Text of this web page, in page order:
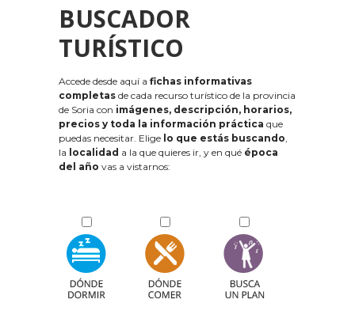
BUSCADOR
TURÍSTICO
Accede desde aquí a fichas informativas
completas de cada recurso turístico de la provincia
de Soria con imágenes, descripción, horarios,
precios y toda la información práctica que
puedas necesitar. Elige lo que estás buscando,
la localidad a la que quieres ir, y en qué época
del año vas a vistarnos: